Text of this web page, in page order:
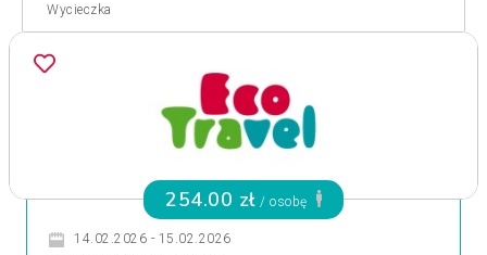
Wycieczka
254.00 zł / osobę
14.02.2026 - 15.02.2026